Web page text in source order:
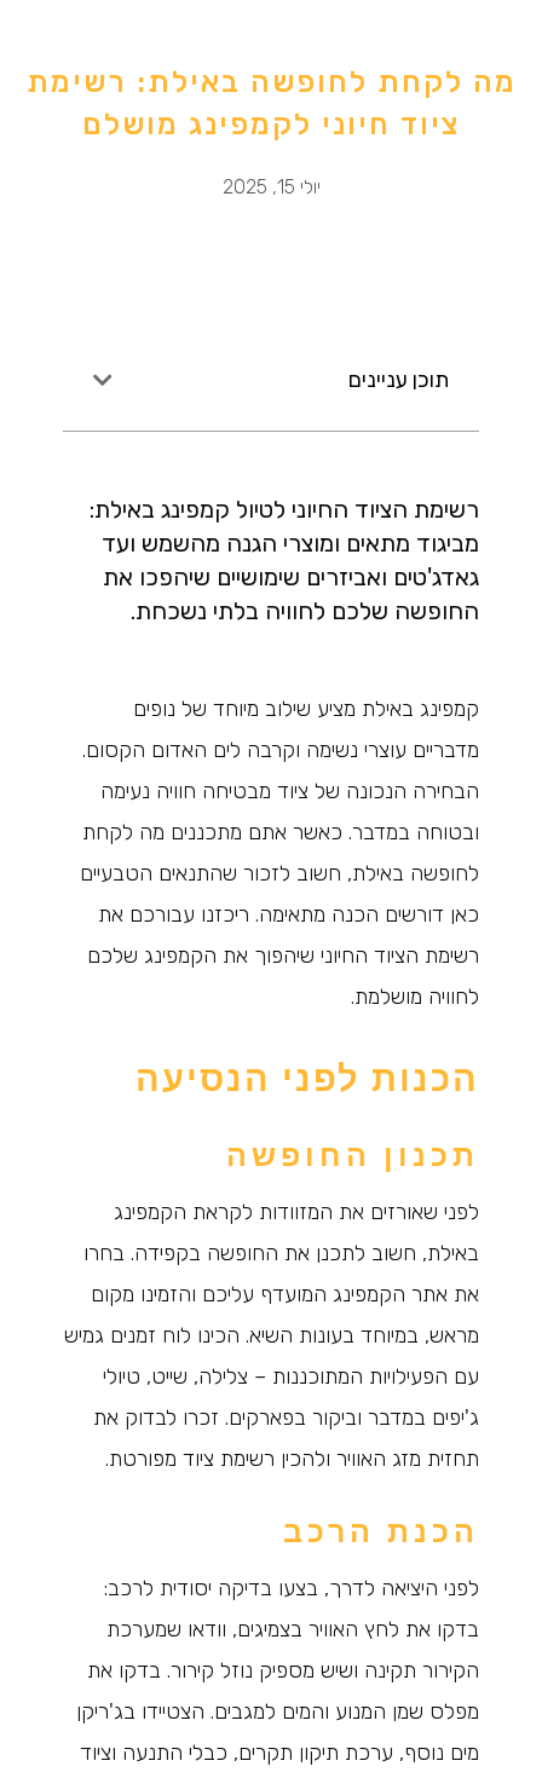
מה לקחת לחופשה באילת: רשימת
ציוד חיוני לקמפינג מושלם
יולי 15, 2025
תוכן עניינים
רשימת הציוד החיוני לטיול קמפינג באילת:
מביגוד מתאים ומוצרי הגנה מהשמש ועד
גאדג'טים ואביזרים שימושיים שיהפכו את
החופשה שלכם לחוויה בלתי נשכחת.
קמפינג באילת מציע שילוב מיוחד של נופים
מדבריים עוצרי נשימה וקרבה לים האדום הקסום.
הבחירה הנכונה של ציוד מבטיחה חוויה נעימה
ובטוחה במדבר. כאשר אתם מתכננים מה לקחת
לחופשה באילת, חשוב לזכור שהתנאים הטבעיים
כאן דורשים הכנה מתאימה. ריכזנו עבורכם את
רשימת הציוד החיוני שיהפוך את הקמפינג שלכם
לחוויה מושלמת.
הכנות לפני הנסיעה
תכנון החופשה
לפני שאורזים את המזוודות לקראת הקמפינג
באילת, חשוב לתכנן את החופשה בקפידה. בחרו
את אתר הקמפינג המועדף עליכם והזמינו מקום
מראש, במיוחד בעונות השיא. הכינו לוח זמנים גמיש
עם הפעילויות המתוכננות – צלילה, שייט, טיולי
ג'יפים במדבר וביקור בפארקים. זכרו לבדוק את
תחזית מזג האוויר ולהכין רשימת ציוד מפורטת.
הכנת הרכב
לפני היציאה לדרך, בצעו בדיקה יסודית לרכב:
בדקו את לחץ האוויר בצמיגים, וודאו שמערכת
הקירור תקינה ושיש מספיק נוזל קירור. בדקו את
מפלס שמן המנוע והמים למגבים. הצטיידו בג'ריקן
מים נוסף, ערכת תיקון תקרים, כבלי התנעה וציוד